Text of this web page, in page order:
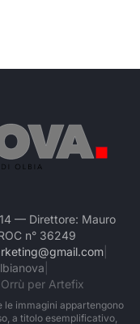
— Direttore: Mauro
n° 36249
per Artefix
immagini appartengono
a titolo esemplificativo,